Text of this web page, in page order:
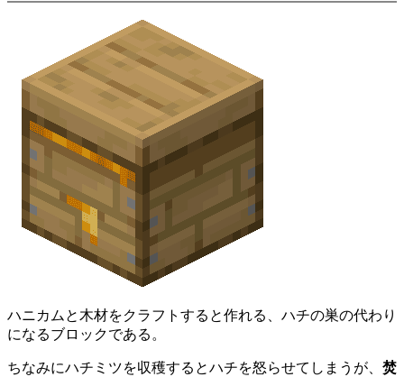
ハニカムと木材をクラフトすると作れる、ハチの巣の代わり
になるブロックである。
ちなみにハチミツを収穫するとハチを怒らせてしまうが、 焚